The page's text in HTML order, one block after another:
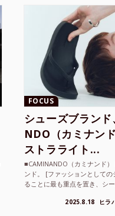
FOCUS
シューズブラン
NDO（カミナン
ストラライト...
■CAMINANDO（カミナンド
ンド。 [ファッションとして
ることに最も重点を置き、シ
2025.8.18 ヒラ